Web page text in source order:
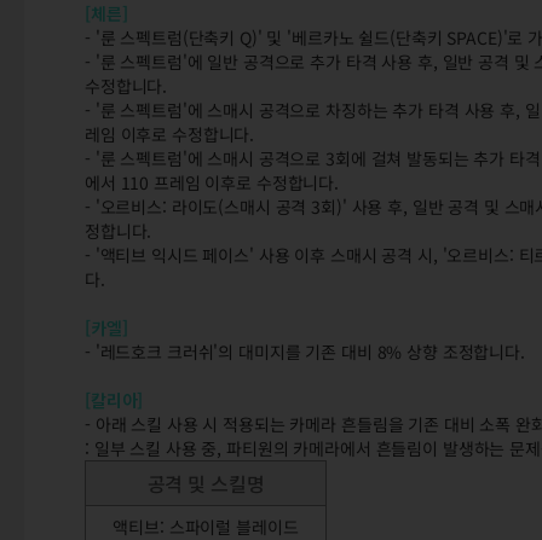
[체른]
- '룬 스펙트럼(단축키 Q)' 및 '베르카노 쉴드(단축키 SPACE)'로
- '룬 스펙트럼'에 일반 공격으로 추가 타격 사용 후, 일반 공격
수정합니다.
- '룬 스펙트럼'에 스매시 공격으로 차징하는 추가 타격 사용 후,
레임 이후로 수정합니다.
- '룬 스펙트럼'에 스매시 공격으로 3회에 걸쳐 발동되는 추가 타
에서 110 프레임 이후로 수정합니다.
- '오르비스: 라이도(스매시 공격 3회)' 사용 후, 일반 공격 및 스
정합니다.
- '액티브 익시드 페이스' 사용 이후 스매시 공격 시, '오르비스:
다.
[카엘]
- '레드호크 크러쉬'의 대미지를 기존 대비 8% 상향 조정합니다.
[칼리아]
- 아래 스킬 사용 시 적용되는 카메라 흔들림을 기존 대비 소폭 완
: 일부 스킬 사용 중, 파티원의 카메라에서 흔들림이 발생하는 문
공격 및 스킬명
액티브: 스파이럴 블레이드